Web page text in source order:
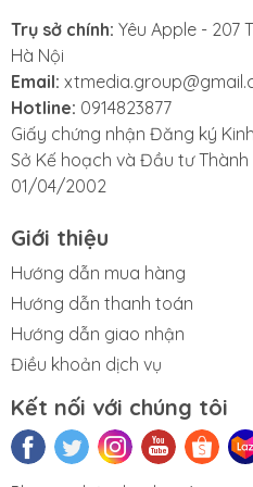
2. Màn hình:
iPad Pro M4 được trang bị
Trụ sở chính: Yêu Apple - 207
Hà Nội
Email:
Hotline: 0914823877
Giấy chứng nhận Đăng ký
Sở Kế hoạch và Đầu tư
01/04/2002
Giới thiệu
Hướng dẫn mua hàng
Hướng dẫn thanh toán
Hướng dẫn giao nhận
Điều khoản dịch vụ
Kết nối với chúng tôi